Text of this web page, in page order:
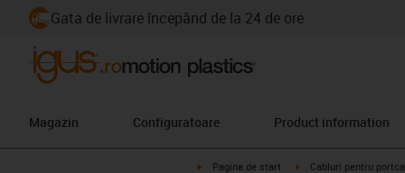
Gata de livrare începând de la 24 de ore
Magazin Configuratoare Product information
igus-icon-arrow-right
Pagina de start igus-icon-arrow-right
Cabluri pentru